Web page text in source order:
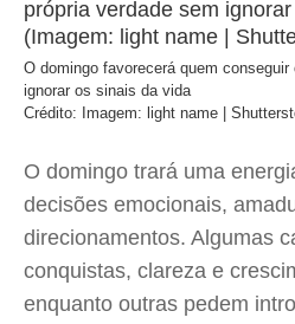
O domingo favorecerá quem
ignorar os sinais da vida
Crédito: Imagem: light name |
O domingo trará uma
decisões emocionais,
direcionamentos. Algumas
conquistas, clareza e
enquanto outras pedem